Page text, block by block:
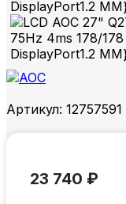
Артикул: 12757591
23 740 ₽